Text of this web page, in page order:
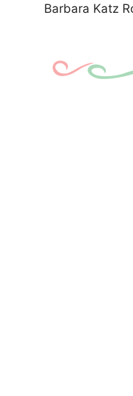
Barbara Katz